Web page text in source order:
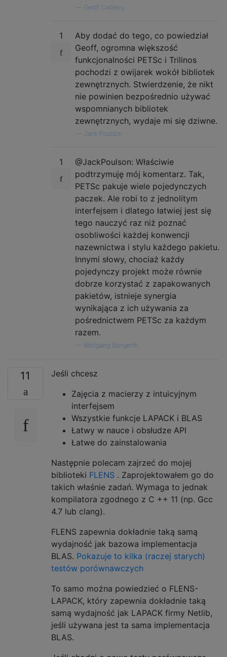
Geoff Oxberry
1
Aby dodać do tego, co powiedział
Geoff, ogromna większość
funkcjonalności PETSc i Trilinos
pochodzi z owijarek wokół bibliotek
zewnętrznych. Stwierdzenie, że nikt
nie powinien bezpośrednio używać
wspomnianych bibliotek
zewnętrznych, wydaje mi się dziwne.
Jack Poulson
1
@JackPoulson: Właściwie
podtrzymuję mój komentarz. Tak,
PETSc pakuje wiele pojedynczych
paczek. Ale robi to z jednolitym
interfejsem i dlatego łatwiej jest się
tego nauczyć raz niż poznać
osobliwości każdej konwencji
nazewnictwa i stylu każdego pakietu.
Innymi słowy, chociaż każdy
pojedynczy projekt może równie
dobrze korzystać z zapakowanych
pakietów, istnieje synergia
wynikająca z ich używania za
pośrednictwem PETSc za każdym
razem.
Wolfgang Bangerth,
11
Jeśli chcesz
Zajęcia z macierzy z intuicyjnym
interfejsem
Wszystkie funkcje LAPACK i BLAS
Łatwy w nauce i obsłudze API
Łatwe do zainstalowania
Następnie polecam zajrzeć do mojej
biblioteki FLENS . Zaprojektowałem go do
takich właśnie zadań. Wymaga to jednak
kompilatora zgodnego z C ++ 11 (np. Gcc
4.7 lub clang).
FLENS zapewnia dokładnie taką samą
wydajność jak bazowa implementacja
BLAS. Pokazuje to kilka (raczej starych)
testów porównawczych
To samo można powiedzieć o FLENS-
LAPACK, który zapewnia dokładnie taką
samą wydajność jak LAPACK firmy Netlib,
jeśli używana jest ta sama implementacja
BLAS.